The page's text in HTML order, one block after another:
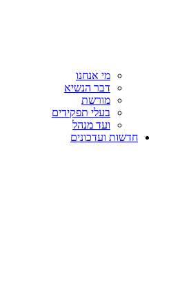
מי אנחנו
דבר הנשיא
מורשת
בעלי תפקידים
ועד מנהל
חדשות ועדכונים